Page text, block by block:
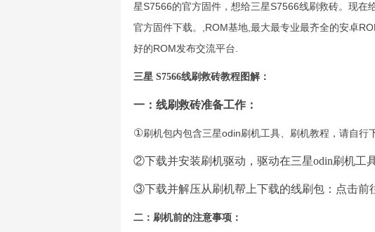
星S7566的官方固件，想给三星S7566线刷救砖。现
官方固件下载。,ROM基地,最大最专业最齐全的安卓
好的ROM发布交流平台.
三星 S7566线刷救砖教程图解：
一： 线刷救砖准备工作：
①刷机包内包含三星odin刷机工具、刷机教程，请自行
②下载并安装刷机驱动 ，驱动在三星odin刷机工
③下载并解压从刷机帮上下载的线刷包 ：点击
二 ：刷机前的注意事项 ：